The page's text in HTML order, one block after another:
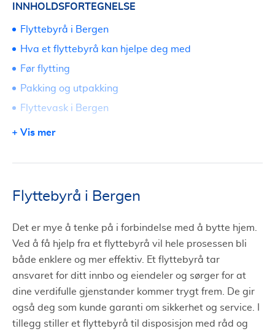
Flyttebyrå i Bergen
Det er mye å tenke på i forbindelse med å bytte hjem.
Ved å få hjelp fra et flyttebyrå vil hele prosessen bli
både enklere og mer effektiv. Et flyttebyrå tar
ansvaret for ditt innbo og eiendeler og sørger for at
dine verdifulle gjenstander kommer trygt frem. De gir
også deg som kunde garanti om sikkerhet og service. I
tillegg stiller et flyttebyrå til disposisjon med råd og
INNHOLDSFORTEGNELSE
Flyttebyrå i Bergen
Hva et flyttebyrå kan hjelpe deg med
Før flytting
Pakking og utpakking
Flyttevask i Bergen
Bortkjøring og rydding ved flytting
Vis mer